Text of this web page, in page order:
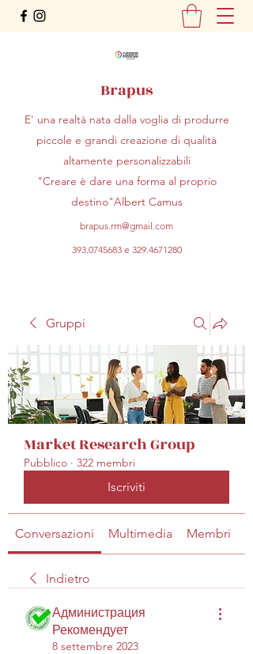
Brapus
E' una realtà nata dalla voglia di produrre
piccole e grandi creazione di qualità
altamente personalizzabili
"Creare è dare una forma al proprio
destino"Albert Camus
brapus.rm@gmail.com
393.0745683e 329.4671280
Gruppi
Market Research Group
Pubblico · 322 membri
Iscriviti
Conversazioni Multimedia Membri
Indietro
Администрация
Рекомендует
8 settembre 2023